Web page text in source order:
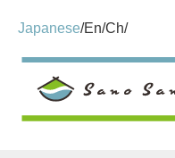
En
Japanese Ch